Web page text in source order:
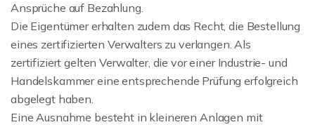
Ansprüche auf Bezahlung.
Die Eigentümer erhalten zudem das Recht, die Bestellung
eines zertifizierten Verwalters zu verlangen. Als
zertifiziert gelten Verwalter, die vor einer Industrie- und
Handelskammer eine entsprechende Prüfung erfolgreich
abgelegt haben.
Eine Ausnahme besteht in kleineren Anlagen mit